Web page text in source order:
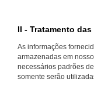
II - Tratamento
As informações
armazenadas em
necessários padrões
somente serão